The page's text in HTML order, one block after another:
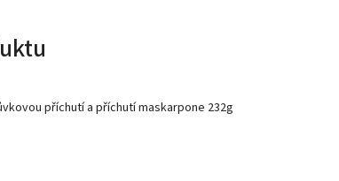
příchutí a příchutí maskarpone 232g